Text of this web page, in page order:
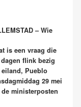
– Wie
is een vraag die
flink bezig
Pueblo
29 mei
ministerposten